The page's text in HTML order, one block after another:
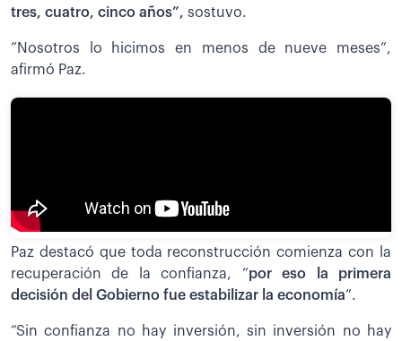
tres, cuatro, cinco años”, sostuvo.
”Nosotros lo hicimos en menos de nueve meses”,
afirmó Paz.
Paz destacó que toda reconstrucción comienza con la
recuperación de la confianza, “por eso la primera
decisión del Gobierno fue estabilizar la economía”.
“Sin confianza no hay inversión, sin inversión no hay